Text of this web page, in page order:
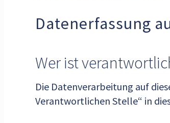
Datenerfassung
Wer ist
Die Datenverarbeitung auf
Verantwortlichen Stelle“ in